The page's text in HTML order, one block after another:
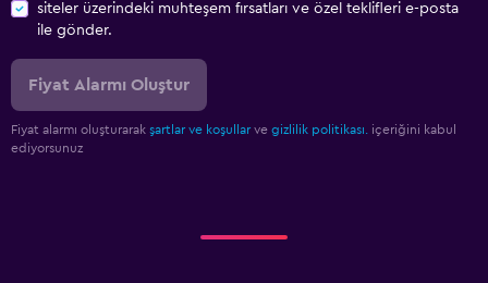
siteler üzerindeki muhteşem fırsatları ve özel teklifleri e-posta
ile gönder.
Fiyat Alarmı Oluştur
Fiyat alarmı oluşturarak şartlar ve koşullar ve gizlilik politikası. içeriğini kabul
ediyorsunuz